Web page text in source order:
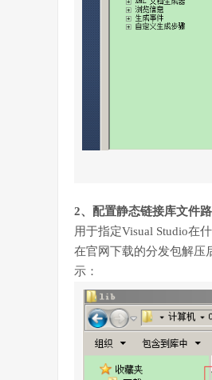
2、配置静态链接库文件
用于指定Visual Studio在
在官网下载的分发包解压
示：